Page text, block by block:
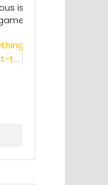
isn’t
on
rumor-
t...